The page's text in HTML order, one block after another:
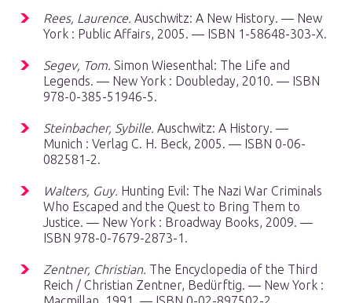
Rees, Laurence. Auschwitz: A New History. — New
York : Public Affairs, 2005. — ISBN 1-58648-303-X.
Segev, Tom. Simon Wiesenthal: The Life and
Legends. — New York : Doubleday, 2010. — ISBN
978-0-385-51946-5.
Steinbacher, Sybille. Auschwitz: A History. —
Munich : Verlag C. H. Beck, 2005. — ISBN 0-06-
082581-2.
Walters, Guy. Hunting Evil: The Nazi War Criminals
Who Escaped and the Quest to Bring Them to
Justice. — New York : Broadway Books, 2009. —
ISBN 978-0-7679-2873-1.
Zentner, Christian. The Encyclopedia of the Third
Reich / Christian Zentner, Bedürftig. — New York :